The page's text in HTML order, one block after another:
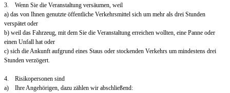
3. Wenn Sie die Veranstaltung versäumen, weil
a) das von Ihnen genutzte öffentliche Verkehrsmittel sich um mehr als drei Stunden
verspätet oder
b) weil das Fahrzeug, mit dem Sie die Veranstaltung erreichen wollten, eine Panne oder
einen Unfall hat oder
c) sich die Ankunft aufgrund eines Staus oder stockenden Verkehrs um mindestens drei
Stunden verzögert.
4. Risikopersonen sind
a) Ihre Angehörigen, dazu zählen wir abschließend: